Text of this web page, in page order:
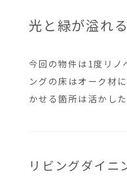
光と緑が溢れ
今回の物件は1度リノ
ングの床はオーク材
かせる箇所は活かし
リビングダイニ